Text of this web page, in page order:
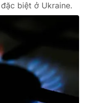
biệt ở Ukraine.